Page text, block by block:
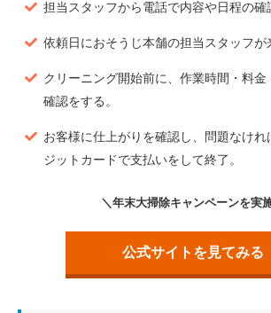
担当スタッフから電話で内容や日程の確
依頼日におそうじ本舗の担当スタッフが
クリーニング開始前に、作業時間・料
確認をする。
お客様に仕上がりを確認し、問題なけれ
ジットカードで支払いをして終了。
＼年末大掃除キャンペーンを実
公式サイトを見てみる